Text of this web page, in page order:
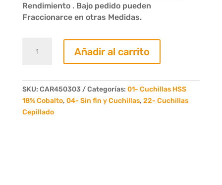
Rendimiento . Bajo pedido pueden
Fraccionarce en otras Medidas.
acero
x
30
x
Añadir al carrito
SKU: CAR450303 Categorías: 01- Cuchillas HSS
18% Cobalto, 04- Sin fin y Cuchillas, 22- Cuchillas
Cepillado